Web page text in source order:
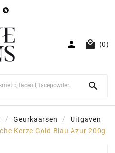

  (0)

Geurkaarsen
Uitgaven
Kerze Gold Blau Azur 200g